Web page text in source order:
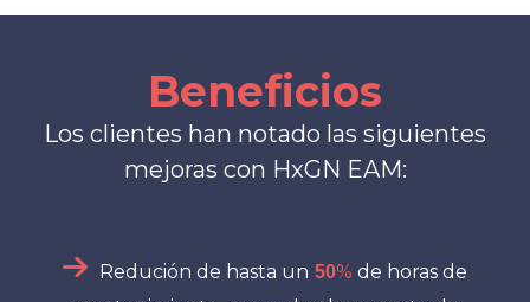
Beneficios
Los clientes han notado las siguientes
mejoras con HxGN EAM:
Redución de hasta un 50% de horas de